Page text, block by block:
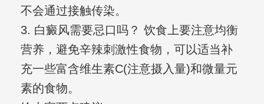
不会通过接触传染。
3. 白癜风需要忌口吗？ 饮食上要注意均衡
营养，避免辛辣刺激性食物，可以适当补
充一些富含维生素C(注意摄入量)和微量元
素的食物。